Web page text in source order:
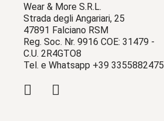
Wear & More S.R.L.
Strada degli Angariari, 25
47891 Falciano RSM
Reg. Soc. Nr. 9916 COE: 31479 -
C.U. 2R4GTO8
Tel. e Whatsapp +39 3355882475